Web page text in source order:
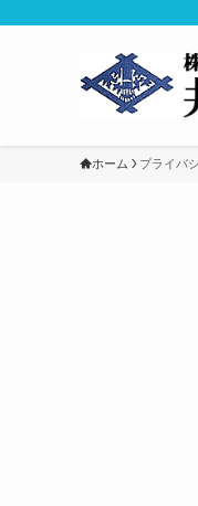
ホーム プライバ